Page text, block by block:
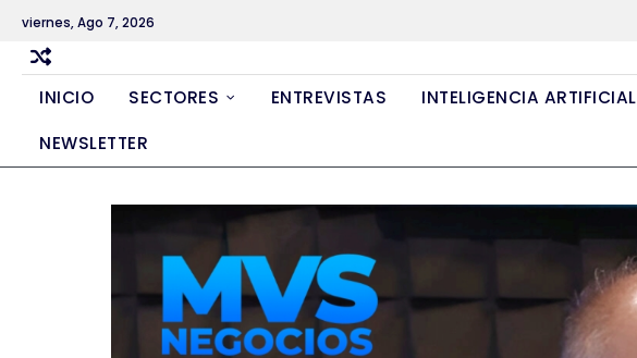
Skip
content
viernes, Ago 7, 2026
INICIO SECTORES ENTREVISTAS INTELIGENCIA ARTIFICIAL
NEWSLETTER